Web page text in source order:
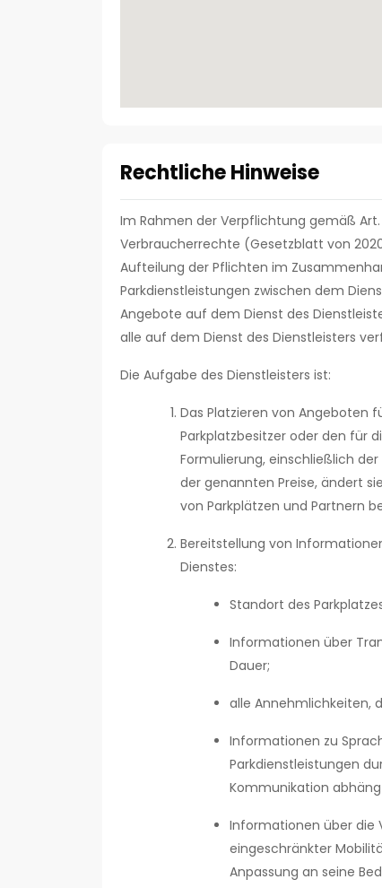
Rechtliche Hinweise
Im Rahmen der Verpflichtung gemäß Art.
Verbraucherrechte (Gesetzblatt von
Aufteilung der Pflichten im
Parkdienstleistungen zwischen dem
Angebote auf dem Dienst des
alle auf dem Dienst des Dienstleisters
Die Aufgabe des Dienstleisters ist:
Das Platzieren von Angeboten
Parkplatzbesitzer oder den für
Formulierung, einschließlich
der genannten Preise, ändert
von Parkplätzen und Partnern
Bereitstellung von
Dienstes:
Standort des
Informationen über
Dauer;
alle Annehmlichkeiten,
Informationen zu
Parkdienstleistungen
Kommunikation
Informationen über die
eingeschränkter
Anpassung an seine